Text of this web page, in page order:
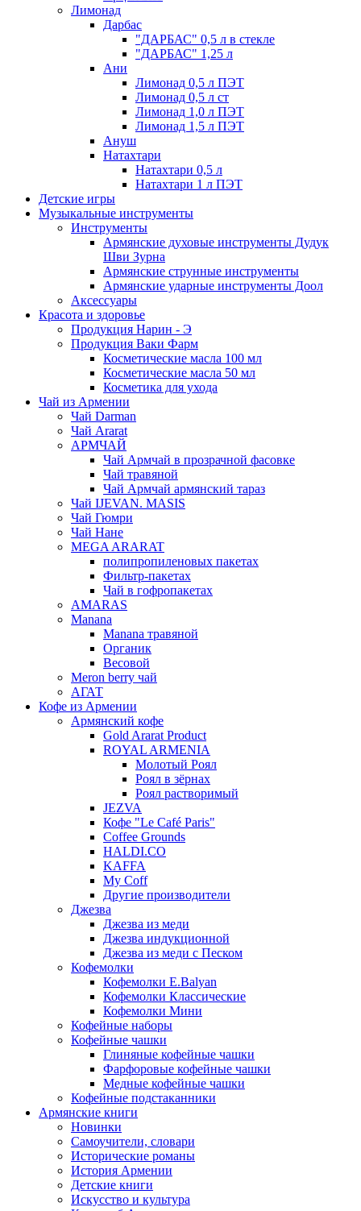
Лимонад
Дарбас
"ДАРБАС" 0,5 л в стекле
"ДАРБАС" 1,25 л
Ани
Лимонад 0,5 л ПЭТ
Лимонад 0,5 л ст
Лимонад 1,0 л ПЭТ
Лимонад 1,5 л ПЭТ
Ануш
Натахтари
Натахтари 0,5 л
Натахтари 1 л ПЭТ
Детские игры
Музыкальные инструменты
Инструменты
Армянские духовые инструменты Дудук
Шви Зурна
Армянские струнные инструменты
Армянские ударные инструменты Доол
Аксессуары
Красота и здоровье
Продукция Нарин - Э
Продукция Ваки Фарм
Косметические масла 100 мл
Косметические масла 50 мл
Косметика для ухода
Чай из Армении
Чай Darman
Чай Ararat
АРМЧАЙ
Чай Армчай в прозрачной фасовке
Чай травяной
Чай Армчай армянский тараз
Чай IJEVAN. MASIS
Чай Гюмри
Чай Нане
MEGA ARARAT
полипропиленовых пакетах
Фильтр-пакетах
Чай в гофропакетах
AMARAS
Manana
Manana травяной
Органик
Весовой
Meron berry чай
АГАТ
Кофе из Армении
Армянский кофе
Gold Ararat Product
ROYAL ARMENIA
Молотый Роял
Роял в зёрнах
Роял растворимый
JEZVA
Кофе "Le Café Paris"
Coffee Grounds
HALDI.CO
KAFFA
My Coff
Другие производители
Джезва
Джезва из меди
Джезва индукционной
Джезва из меди с Песком
Кофемолки
Кофемолки E.Balyan
Кофемолки Классические
Кофемолки Мини
Кофейные наборы
Кофейные чашки
Глиняные кофейные чашки
Фарфоровые кофейные чашки
Медные кофейные чашки
Кофейные подстаканники
Армянские книги
Новинки
Самоучители, словари
Исторические романы
История Армении
Детские книги
Иcкусство и культура